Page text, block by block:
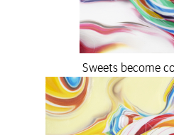
Sweets become